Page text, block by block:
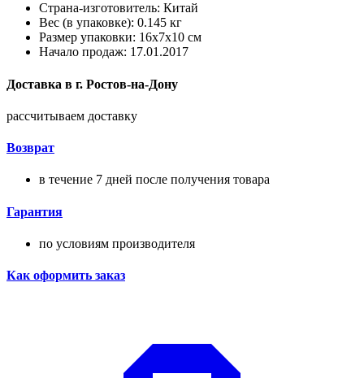
Страна-изготовитель: Китай
Вес (в упаковке): 0.145 кг
Размер упаковки: 16x7x10 см
Начало продаж: 17.01.2017
Доставка в г. Ростов-на-Дону
рассчитываем доставку
Возврат
в течение 7 дней после получения товара
Гарантия
по условиям производителя
Как оформить заказ